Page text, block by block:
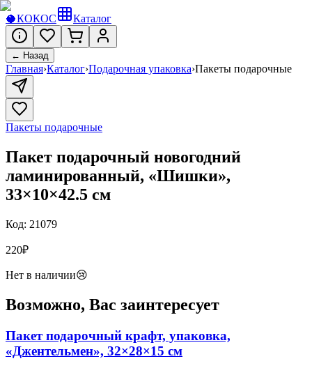
🥥КОКОС Каталог
← Назад
Главная›Каталог›Подарочная упаковка›Пакеты подарочные
Пакеты подарочные
Пакет подарочный новогодний
ламинированный, «Шишки»,
33×10×42.5 см
Код: 21079
220₽
Нет в наличии😢
Возможно, Вас заинтересует
Пакет подарочный крафт, упаковка,
«Джентельмен», 32×28×15 см